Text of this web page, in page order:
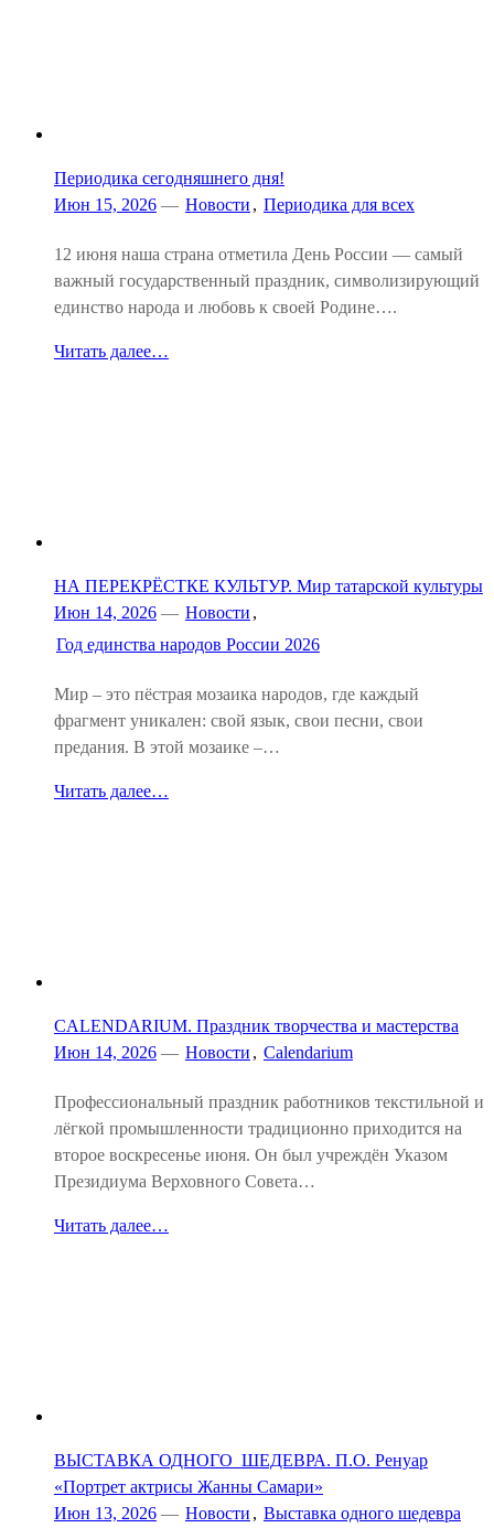
Периодика сегодняшнего дня!
Июн 15, 2026 — Новости , Периодика для всех
12 июня наша страна отметила День России — самый
важный государственный праздник, символизирующий
единство народа и любовь к своей Родине….
Читать далее…
НА ПЕРЕКРЁСТКЕ КУЛЬТУР. Мир татарской культуры
Июн 14, 2026 — Новости ,
Год единства народов России 2026
Мир – это пёстрая мозаика народов, где каждый
фрагмент уникален: свой язык, свои песни, свои
предания. В этой мозаике –…
Читать далее…
CALENDARIUM. Праздник творчества и мастерства
Июн 14, 2026 — Новости , Calendarium
Профессиональный праздник работников текстильной и
лёгкой промышленности традиционно приходится на
второе воскресенье июня. Он был учреждён Указом
Президиума Верховного Совета…
Читать далее…
ВЫСТАВКА ОДНОГО ШЕДЕВРА. П.О. Ренуар
«Портрет актрисы Жанны Самари»
Июн 13, 2026 — Новости , Выставка одного шедевра